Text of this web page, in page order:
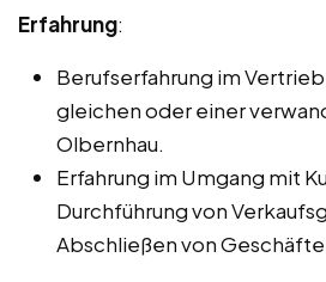
Erfahrung:
Berufserfahrung im
gleichen oder einer
Olbernhau.
Erfahrung im Umgang mit
Durchführung von
Abschließen von